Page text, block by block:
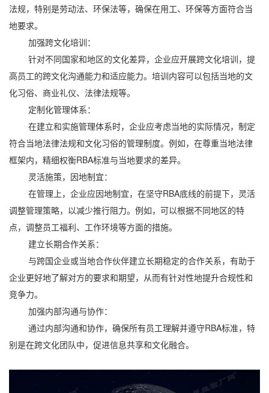
法规，特别是劳动法、环保法等，确保在用工、环保等方面符合当
地要求。
加强跨文化培训：
针对不同国家和地区的文化差异，企业应开展跨文化培训，提
高员工的跨文化沟通能力和适应能力。培训内容可以包括当地的文
化习俗、商业礼仪、法律法规等。
定制化管理体系：
在建立和实施管理体系时，企业应考虑当地的实际情况，制定
符合当地法律法规和文化习俗的管理制度。例如，在尊重当地法律
框架内，精细权衡RBA标准与当地要求的差异。
灵活施策，因地制宜：
在管理上，企业应因地制宜，在坚守RBA底线的前提下，灵活
调整管理策略，以减少推行阻力。例如，可以根据不同地区的特
点，调整员工福利、工作环境等方面的措施。
建立长期合作关系：
与跨国企业或当地合作伙伴建立长期稳定的合作关系，有助于
企业更好地了解对方的要求和期望，从而有针对性地提升合规性和
竞争力。
加强内部沟通与协作：
通过内部沟通和协作，确保所有员工理解并遵守RBA标准，特
别是在跨文化团队中，促进信息共享和文化融合。